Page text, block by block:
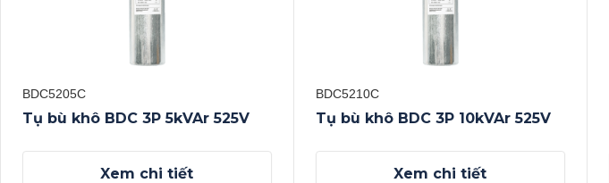
BDC5205C
Tụ bù khô BDC 3P 5kVAr 525V
Xem chi tiết
BDC5210C
Tụ bù khô BDC 3P 10kVAr 525V
Xem chi tiết